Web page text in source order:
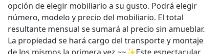
opción de elegir mobiliario a su gusto. Podrá elegir
número, modelo y precio del mobiliario. El total
resultante mensual se sumará al precio sin amueblar.
La propiedad se hará cargo del transporte y montaje